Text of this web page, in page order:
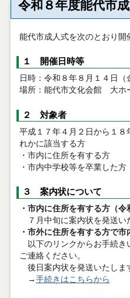
令和８年度能代市
能代市成人式を次のとおり開
１ 開催日時等
日時：令和８年８月１４日
場所：能代市文化会館 大ホ
２ 対象者
平成１７年４月２日から１
れかに該当する方
・市内に住所を有する方
・市内中学校等を卒業した方
３ 案内状について
・市内に住所を有する方（令
７月中旬に案内状を発
・市外に住所を有する方で
以下のリンクからお手続
ご連絡ください。
後日案内状を発送いたしま
→ 手続きはこちらから